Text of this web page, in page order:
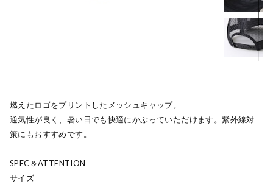
燃えたロゴをプリントしたメッシュキャップ。
通気性が良く、暑い日でも快適にかぶっていただけます。紫外線対
策にもおすすめです。
SPEC＆ATTENTION
サイズ